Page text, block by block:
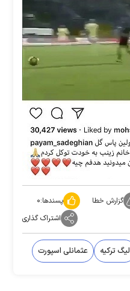
گزارش خطا پسندها:۰
اشتراک گذاری
لیگ ترکیه عثمانلی اسپورت